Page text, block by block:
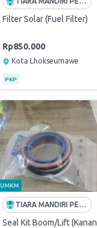
Filter Solar (Fuel Filter)
Rp850.000
Kota Lhokseumawe
PKP
UMKM
TIARA MANDIRI PERKASA
Seal Kit Boom/Lift